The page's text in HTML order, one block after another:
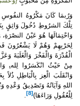
وَرُبمَا كَانَ مَكْرُوهُ
تِلْكَ الشرُوطِ دُخُولَ وَاثِقٍ
وَاحْتِمَالَهَا هُوَ عَيْنُ
لِحَرْبِهِمْ وَهُمْ لَا يَشْعُرُونَ
الْقُدْرَةَ وَالْفَخْرَ وَالْغَلَبَةَ
مِنْ حَيْثُ انْكَسَرُوا لِله،ِ
وَانْقَلَبَ الْعِز بِالْبَاطِلِ
اللهِ وَآيَاتُهُ وَتَصْدِيقُ وَعْدِهِ
لِلْعُقُولِ وَرَاءَهَا)[8]
.